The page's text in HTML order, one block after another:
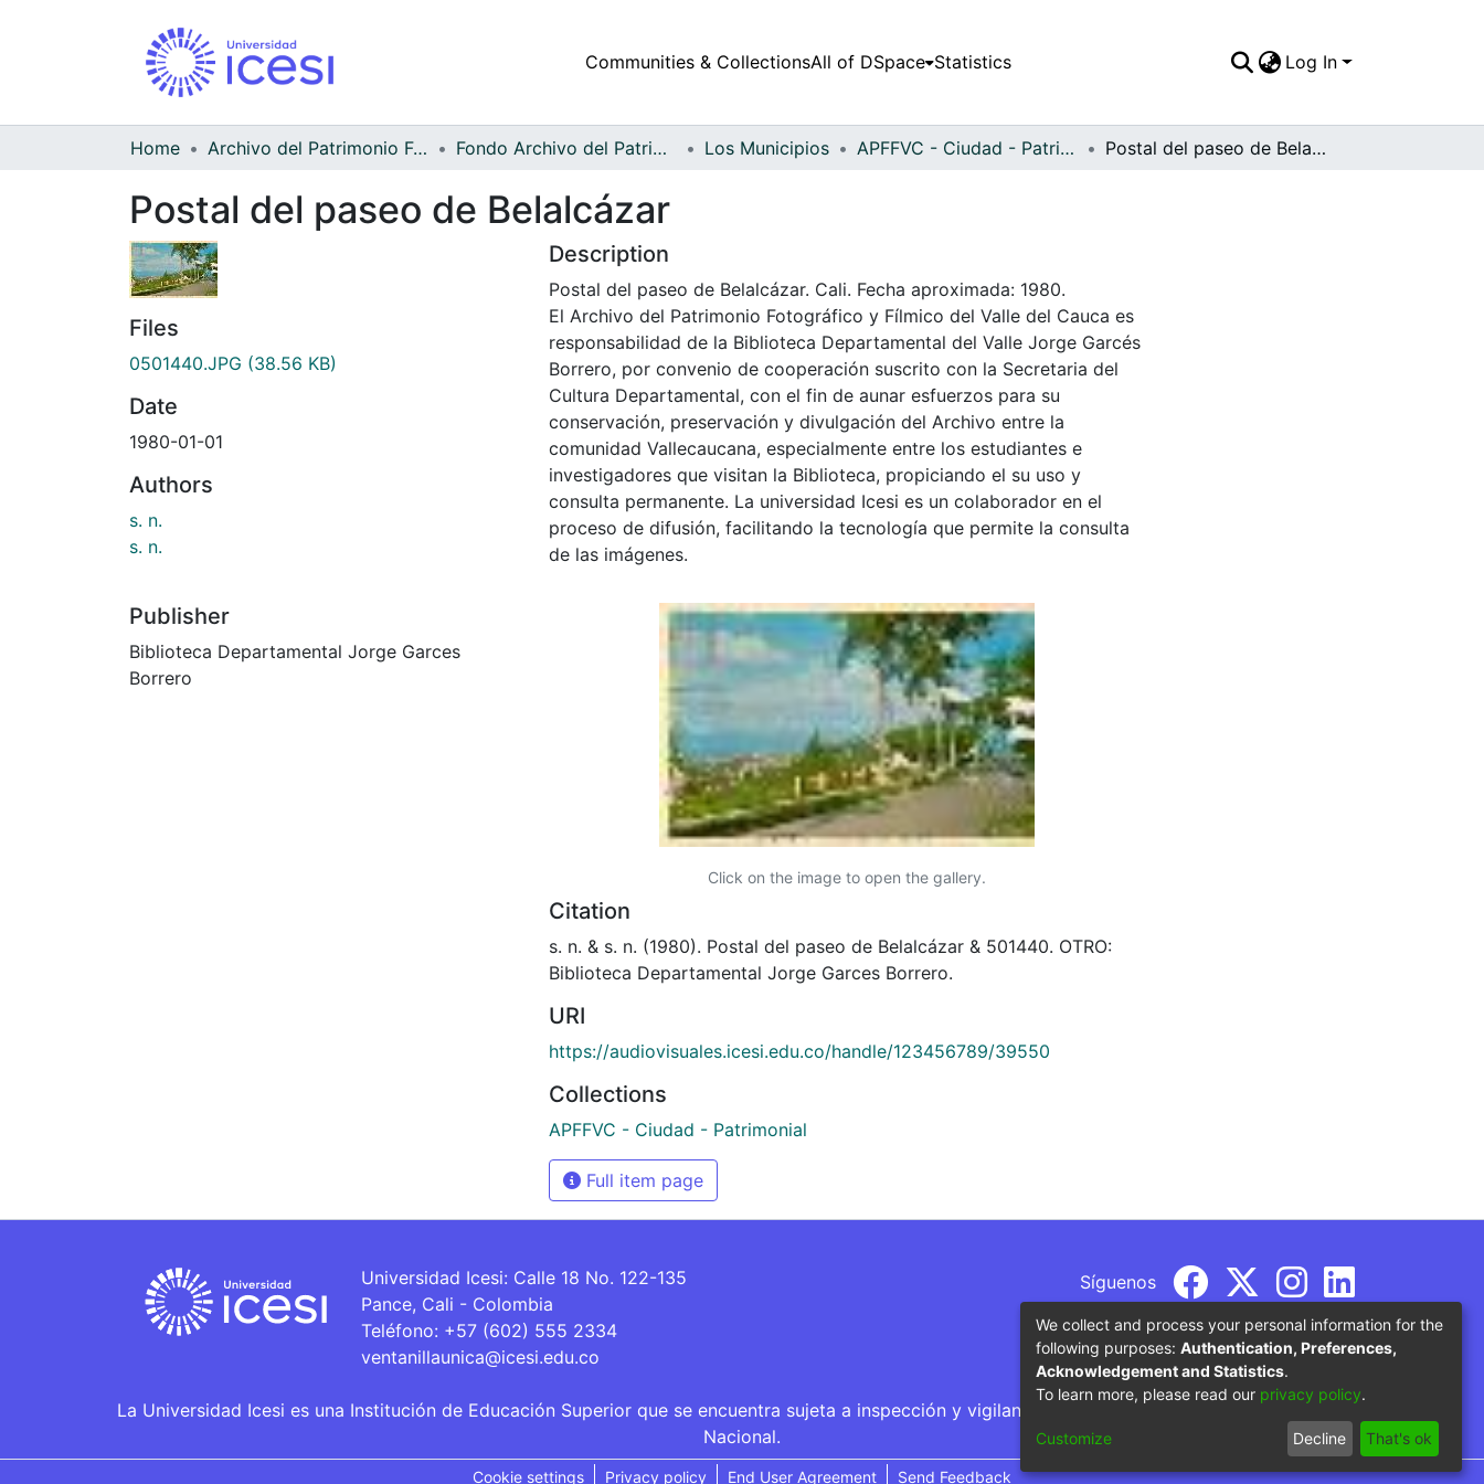
Communities & CollectionsAll of DSpace Statistics Log In
Home Archivo del Patrimonio Fotográfico y Fílmico del Valle del Cauca Fondo Archivo del Patrimonio Fotográfico y Fílmico del Valle del Cauca Los Municipios APFFVC - Ciudad - Patrimonial Postal del paseo de Belalcázar
Postal del paseo de Belalcázar
Files
0501440.JPG (38.56 KB)
Date
1980-01-01
Authors
s. n.
s. n.
Publisher
Biblioteca Departamental Jorge Garces
Borrero
Description
Postal del paseo de Belalcázar. Cali. Fecha aproximada: 1980.
El Archivo del Patrimonio Fotográfico y Fílmico del Valle del Cauca es
responsabilidad de la Biblioteca Departamental del Valle Jorge Garcés
Borrero, por convenio de cooperación suscrito con la Secretaria del
Cultura Departamental, con el fin de aunar esfuerzos para su
conservación, preservación y divulgación del Archivo entre la
comunidad Vallecaucana, especialmente entre los estudiantes e
investigadores que visitan la Biblioteca, propiciando el su uso y
consulta permanente. La universidad Icesi es un colaborador en el
proceso de difusión, facilitando la tecnología que permite la consulta
de las imágenes.
Click on the image to open the gallery.
Citation
s. n. & s. n. (1980). Postal del paseo de Belalcázar & 501440. OTRO:
Biblioteca Departamental Jorge Garces Borrero.
URI
https://audiovisuales.icesi.edu.co/handle/123456789/39550
Collections
APFFVC - Ciudad - Patrimonial
Full item page
Universidad Icesi: Calle 18 No. 122-135
Pance, Cali - Colombia
Teléfono: +57 (602) 555 2334
ventanillaunica@icesi.edu.co
Síguenos
La Universidad Icesi es una Institución de Educación Superior que se encuentra sujeta a inspección y vigilancia por parte del Ministerio de Educación
Nacional.
Cookie settings Privacy policy End User Agreement Send Feedback
We collect and process your personal information for the
following purposes: Authentication, Preferences,
Acknowledgement and Statistics.
To learn more, please read our privacy policy.
Customize Decline That's ok